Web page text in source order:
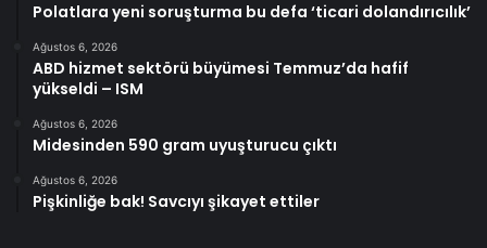
Polatlara yeni soruşturma bu defa ‘ticari dolandırıcılık’
Ağustos 6, 2026
ABD hizmet sektörü büyümesi Temmuz’da hafif
yükseldi – ISM
Ağustos 6, 2026
Midesinden 590 gram uyuşturucu çıktı
Ağustos 6, 2026
Pişkinliğe bak! Savcıyı şikayet ettiler